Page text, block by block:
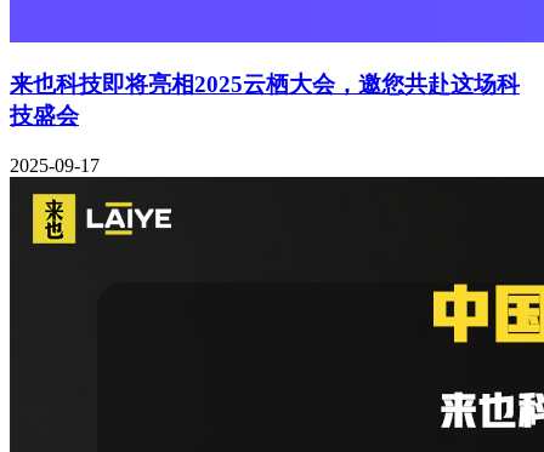
来也科技即将亮相2025云栖大会，邀您共赴这场科
技盛会
2025-09-17